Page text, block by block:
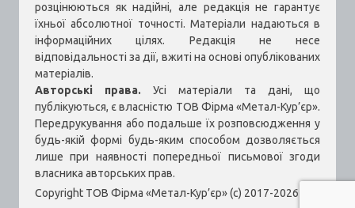
розцінюються як надійні, але редакція не гарантує
їхньої абсолютної точності. Матеріали надаються в
інформаційних цілях. Редакція не несе
відповідальності за дії, вжиті на основі опублікованих
матеріалів.
Авторські права. Усі матеріали та дані, що
публікуються, є власністю ТОВ Фірма «Метал-Кур’єр».
Передрукування або подальше їх розповсюдження у
будь-якій формі будь-яким способом дозволяється
лише при наявності попередньої письмової згоди
власника авторських прав.
Copyright ТОВ Фірма «Метал-Кур’єр» (c) 2017-2026